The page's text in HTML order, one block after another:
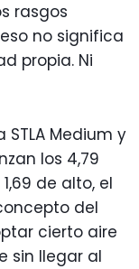
rasgos
no significa
propia. Ni
Medium y
los 4,79
de alto, el
del
cierto aire
sin llegar al